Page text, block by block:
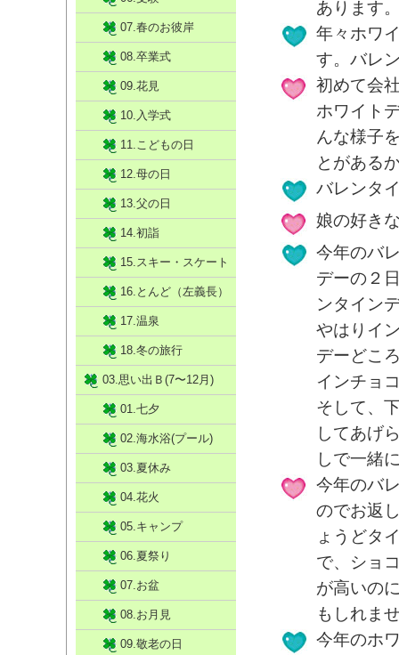
あります
年々ホワ
す。バレ
初めて会
ホワイト
んな様子
とがある
バレンタ
娘の好き
今年のバ
デーの２
ンタイン
やはりイ
デーどこ
インチョ
そして、
してあげ
しで一緒
今年のバ
のでお返
ょうどタ
で、ショ
が高いの
もしれま
今年のホ
07.春のお彼岸
08.卒業式
09.花見
10.入学式
11.こどもの日
12.母の日
13.父の日
14.初詣
15.スキー・スケート
16.とんど（左義長）
17.温泉
18.冬の旅行
03.思い出Ｂ(7〜12月)
01.七夕
02.海水浴(プール)
03.夏休み
04.花火
05.キャンプ
06.夏祭り
07.お盆
08.お月見
09.敬老の日